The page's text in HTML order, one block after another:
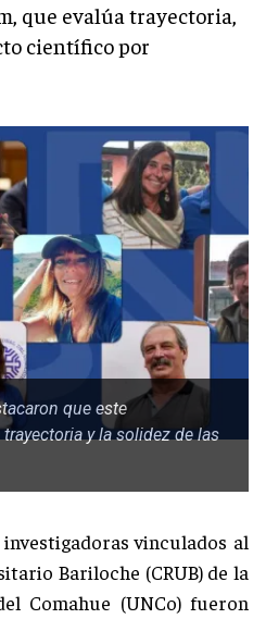
que evalúa trayectoria,
científico por
que este
y la solidez de las
vinculados al
Bariloche (CRUB) de la
Comahue (UNCo) fueron